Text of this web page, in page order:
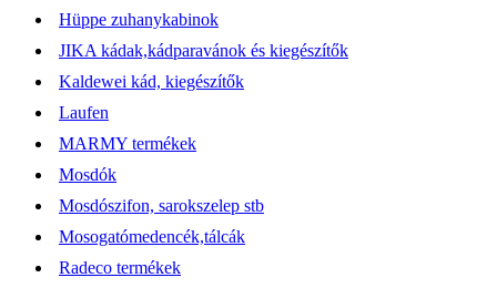
Hüppe zuhanykabinok
JIKA kádak,kádparavánok és kiegészítők
Kaldewei kád, kiegészítők
Laufen
MARMY termékek
Mosdók
Mosdószifon, sarokszelep stb
Mosogatómedencék,tálcák
Radeco termékek